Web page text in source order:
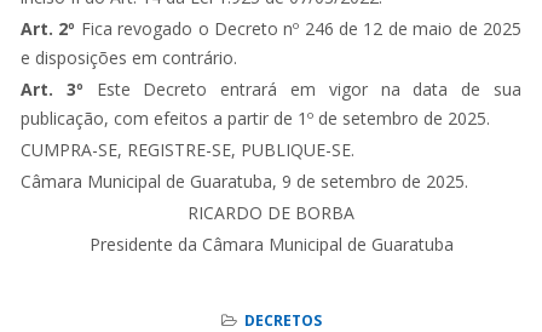
Art. 2º Fica revogado o Decreto nº 246 de 12 de maio de 2025
e disposições em contrário.
Art. 3º Este Decreto entrará em vigor na data de sua
publicação, com efeitos a partir de 1º de setembro de 2025.
CUMPRA-SE, REGISTRE-SE, PUBLIQUE-SE.
Câmara Municipal de Guaratuba, 9 de setembro de 2025.
RICARDO DE BORBA
Presidente da Câmara Municipal de Guaratuba
DECRETOS